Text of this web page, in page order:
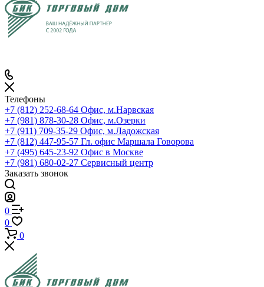
Телефоны
+7 (812) 252-68-64 Офис, м.Нарвская
+7 (981) 878-30-28 Офис, м.Озерки
+7 (911) 709-35-29 Офис, м.Ладожская
+7 (812) 447-95-57 Гл. офис Маршала Говорова
+7 (495) 645-23-92 Офис в Москве
+7 (981) 680-02-27 Сервисный центр
Заказать звонок
0
0
0